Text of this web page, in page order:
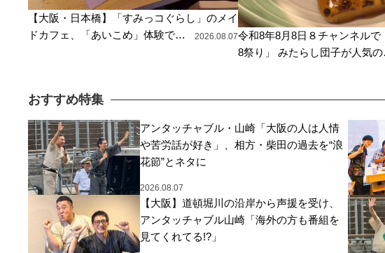
【大阪・日本橋】「すみっコぐらし」のメイ
ドカフェ、「あいこめ」体験で…
2026.08.07令和8年8月8日８チャンネルで
8祭り」 みたらし団子が人気
おすすめ特集
アンタッチャブル・山崎「大阪の人は人情
や苦労話が好き」、相方・柴田の過去を“浪
花節”とネタに
2026.08.07
【大阪】道頓堀川の沿岸から声援を受け、
アンタッチャブル山崎「海外の方も番組を
見てくれてる!?」